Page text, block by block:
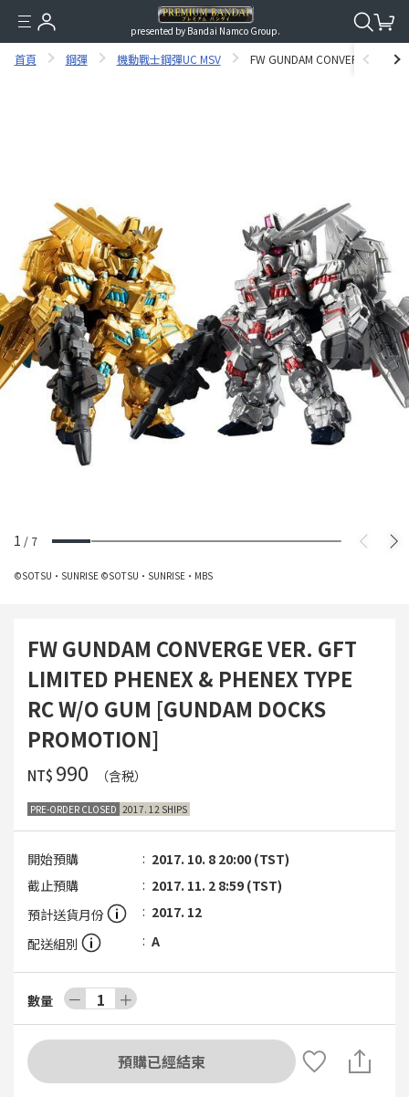
presented by Bandai Namco Group.
首頁 鋼彈 機動戰士鋼彈UC MSV FW GUNDAM CONVERGE VER.
1 / 7
©SOTSU・SUNRISE ©SOTSU・SUNRISE・MBS
FW GUNDAM CONVERGE VER. GFT
LIMITED PHENEX & PHENEX TYPE
RC W/O GUM [GUNDAM DOCKS
PROMOTION]
NT$ ‌990 （含税）
PRE-ORDER CLOSED 2017. 12 SHIPS
開始預購
2017. 10. 8 20:00 (TST)
截止預購
2017. 11. 2 8:59 (TST)
預計送貨月份
2017. 12
配送組別
A
數量 － 1 ＋
預購已經結束